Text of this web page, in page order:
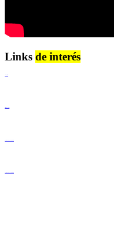
Links de interés